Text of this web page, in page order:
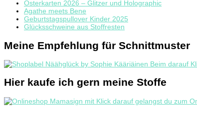
Osterkarten 2026 – Glitzer und Holographic
Agathe meets Bene
Geburtstagspullover Kinder 2025
Glücksschweine aus Stoffresten
Meine Empfehlung für Schnittmuster
Hier kaufe ich gern meine Stoffe